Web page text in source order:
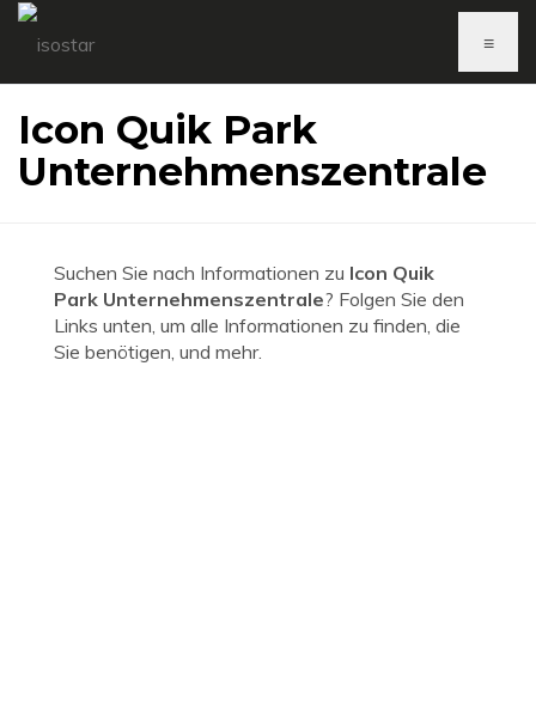
≡
Icon Quik Park
Unternehmenszentrale
Suchen Sie nach Informationen zu Icon Quik
Park Unternehmenszentrale? Folgen Sie den
Links unten, um alle Informationen zu finden, die
Sie benötigen, und mehr.